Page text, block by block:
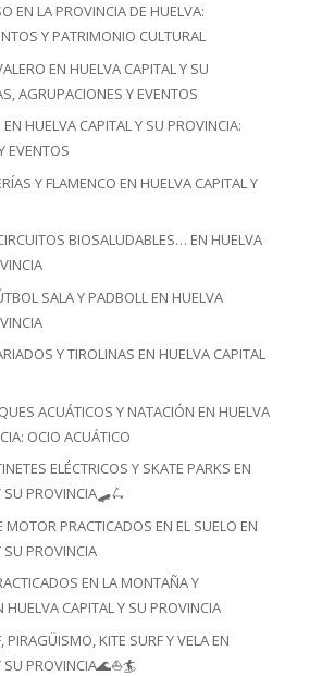
EN LA PROVINCIA DE HUELVA:
Y PATRIMONIO CULTURAL
EN HUELVA CAPITAL Y SU
AGRUPACIONES Y EVENTOS
HUELVA CAPITAL Y SU PROVINCIA:
EVENTOS
Y FLAMENCO EN HUELVA CAPITAL Y
BIOSALUDABLES… EN HUELVA
SALA Y PADBOLL EN HUELVA
Y TIROLINAS EN HUELVA CAPITAL
ACUÁTICOS Y NATACIÓN EN HUELVA
OCIO ACUÁTICO
ELÉCTRICOS Y SKATE PARKS EN
SU PROVINCIA🛹🛴
MOTOR PRACTICADOS EN EL SUELO EN
SU PROVINCIA
EN LA MONTAÑA Y
CAPITAL Y SU PROVINCIA
PIRAGÜISMO, KITE SURF Y VELA EN
SU PROVINCIA🌊⛵🏄